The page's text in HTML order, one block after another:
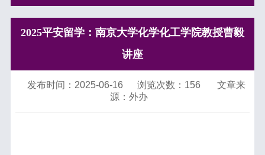
2025平安留学：南京大学化学化工学院教授曹毅
讲座
发布时间：2025-06-16 浏览次数： 156
文章来
源：外办